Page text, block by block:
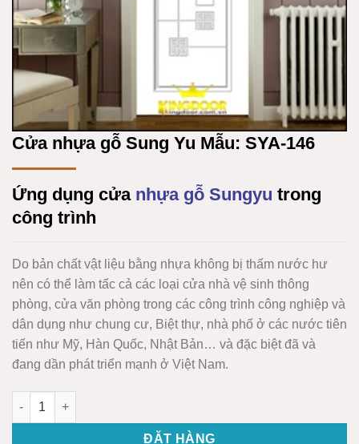
Cửa nhựa gỗ Sung Yu Mẫu: SYA-146
Ứng dụng cửa nhựa gỗ Sungyu trong
công trình
Do bản chất vật liệu bằng nhựa không bị thấm nước hư
nên có thể làm tấc cả các loại cửa nhà vệ sinh thông
phòng, cửa văn phòng trong các công trình công nghiệp và
dân dụng như chung cư, Biệt thự, nhà phố ở các nước tiên
tiến như Mỹ, Hàn Quốc, Nhật Bản… và đặc biệt đã và
đang dần phát triển mạnh ở Việt Nam.
Cửa nhựa gỗ Sung Yu Mẫu: SYA-146 số lượng
ĐẶT HÀNG